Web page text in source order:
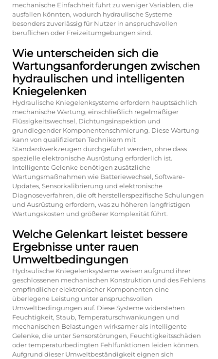
mechanische Einfachheit führt zu weniger Variablen, die
ausfallen könnten, wodurch hydraulische Systeme
besonders zuverlässig für Nutzer in anspruchsvollen
beruflichen oder Freizeitumgebungen sind.
Wie unterscheiden sich die
Wartungsanforderungen zwischen
hydraulischen und intelligenten
Kniegelenken
Hydraulische Kniegelenksysteme erfordern hauptsächlich
mechanische Wartung, einschließlich regelmäßiger
Flüssigkeitswechsel, Dichtungsinspektion und
grundlegender Komponentenschmierung. Diese Wartung
kann von qualifizierten Technikern mit
Standardwerkzeugen durchgeführt werden, ohne dass
spezielle elektronische Ausrüstung erforderlich ist.
Intelligente Gelenke benötigen zusätzliche
Wartungsmaßnahmen wie Batteriewechsel, Software-
Updates, Sensorkalibrierung und elektronische
Diagnoseverfahren, die oft herstellerspezifische Schulungen
und Ausrüstung erfordern, was zu höheren langfristigen
Wartungskosten und größerer Komplexität führt.
Welche Gelenkart leistet bessere
Ergebnisse unter rauen
Umweltbedingungen
Hydraulische Kniegelenksysteme weisen aufgrund ihrer
geschlossenen mechanischen Konstruktion und des Fehlens
empfindlicher elektronischer Komponenten eine
überlegene Leistung unter anspruchsvollen
Umweltbedingungen auf. Diese Systeme widerstehen
Feuchtigkeit, Staub, Temperaturschwankungen und
mechanischen Belastungen wirksamer als intelligente
Gelenke, die unter Sensorstörungen, Feuchtigkeitsschäden
oder temperaturbedingten Fehlfunktionen leiden können.
Aufgrund dieser Umweltbeständigkeit eignen sich